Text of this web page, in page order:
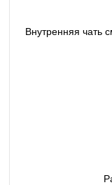
Внутренняя чать